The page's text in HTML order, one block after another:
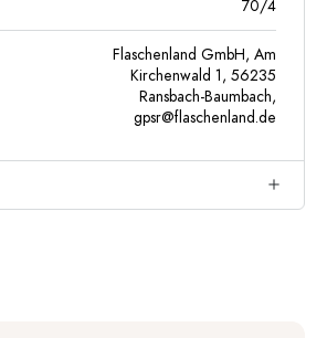
70/4
Flaschenland GmbH, Am
Kirchenwald 1, 56235
Ransbach-Baumbach,
gpsr@flaschenland.de